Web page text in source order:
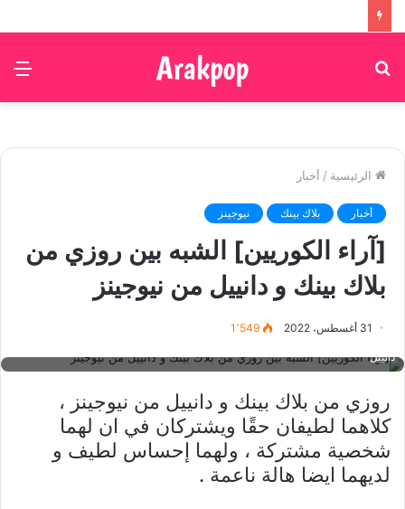
الرئيسية / أخبار
أخبار بلاك بينك نيوجينز
[آراء الكوريين] الشبه بين روزي من
بلاك بينك و دانييل من نيوجينز
31 أغسطس، 2022 1٬549
دانييل
روزي من بلاك بينك و دانييل من نيوجينز ،
كلاهما لطيفان حقًا ويشتركان في ان لهما
شخصية مشتركة ، ولهما إحساس لطيف و
لديهما ايضا هالة ناعمة .